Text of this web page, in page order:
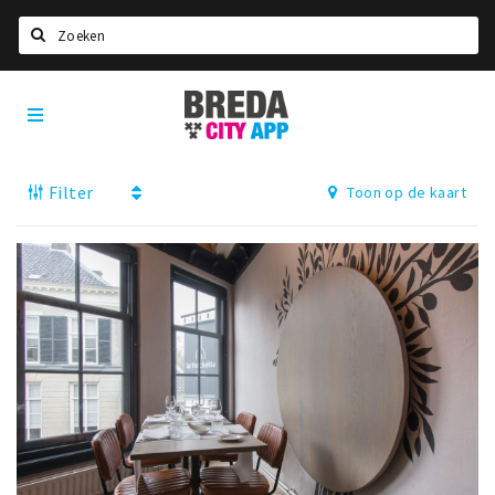
Home
Deals
Nieuws, interviews & blogs
Eten
Drinken
Slapen
Recreatief
Winkels
Breda
City
App
Filter Toon op de kaart